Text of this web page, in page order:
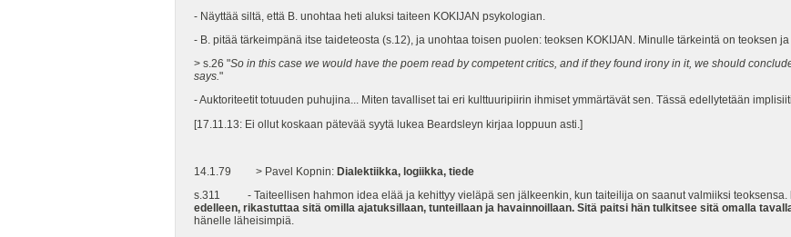
- Näyttää siltä, että B. unohtaa heti aluksi taiteen KOKIJAN psykologian.
- B. pitää tärkeimpänä itse taideteosta (s.12), ja unohtaa toisen puolen: teoksen KOKIJAN. Minulle tärkeintä on teoksen
> s.26 "So in this case we would have the poem read by competent critics, and if they found irony in it, we should
says."
- Auktoriteetit totuuden puhujina... Miten tavalliset tai eri kulttuuripiirin ihmiset ymmärtävät sen. Tässä edellytetään
[17.11.13: Ei ollut koskaan pätevää syytä lukea Beardsleyn kirjaa loppuun asti.]
14.1.79 > Pavel Kopnin: Dialektiikka, logiikka, tiede
s.311 - Taiteellisen hahmon idea elää ja kehittyy vieläpä sen jälkeenkin, kun taiteilija on saanut valmiiksi teoksensa.
edelleen, rikastuttaa sitä omilla ajatuksillaan, tunteillaan ja havainnoillaan. Sitä paitsi hän tulkitsee sitä omalla
hänelle läheisimpiä.